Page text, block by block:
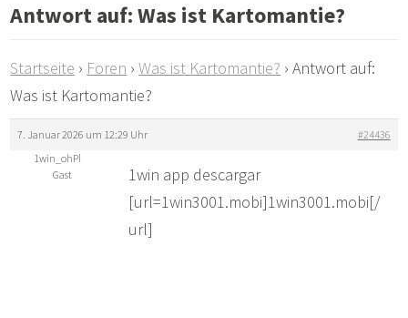
Antwort auf: Was ist Kartomantie?
Startseite › Foren › Was ist Kartomantie? › Antwort auf:
Was ist Kartomantie?
7. Januar 2026 um 12:29 Uhr
#24436
1win_ohPl
Gast
1win app descargar
[url=1win3001.mobi]1win3001.mobi[/
url]